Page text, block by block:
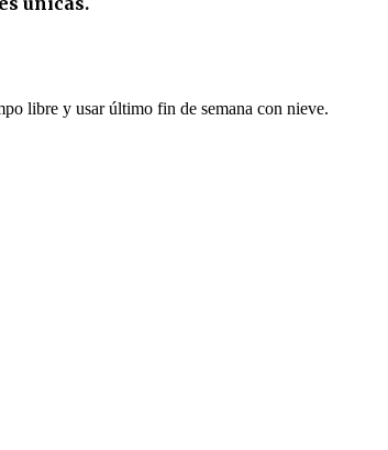
libre y usar último fin de semana con nieve.